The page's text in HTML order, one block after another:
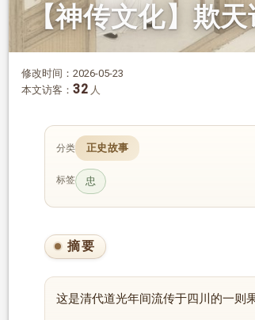
【神传文化】欺
修改时间：2026-05-23
本文访客： 32 人
分类 正史故事
标签 忠
摘要
这是清代道光年间流传于四川的一则